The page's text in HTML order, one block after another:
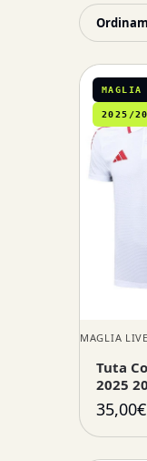
MAGLIA
2025/
MAGLIA
Tuta
2025
35,00€